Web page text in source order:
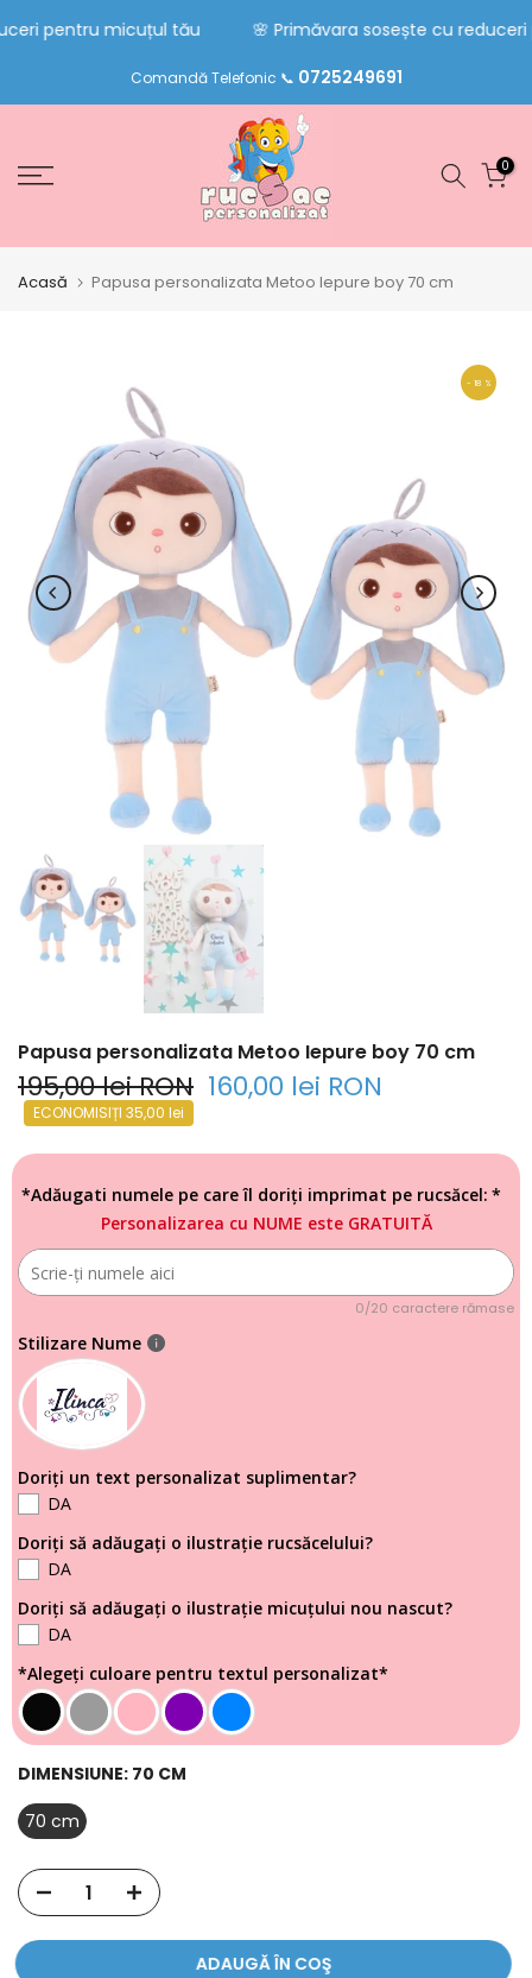
Saripentru micuțul tău 🌸 Primăvara sosește cu
Comandă Telefonic 📞 0725249691
0
Acasă Papusa personalizata Metoo Iepure boy 70 cm
- 18 %
Papusa personalizata Metoo Iepure boy 70 cm
195,00 lei RON 160,00 lei RON
ECONOMISIȚI 35,00 lei
Personalizarea cu NUME este GRATUITĂ
*Adăugati numele pe care îl doriți imprimat pe rucsăcel:
0/20 caractere rămase
Stilizare Nume
Doriți un text personalizat suplimentar?
DA
Doriți să adăugați o ilustrație rucsăcelului?
DA
Doriți să adăugați o ilustrație micuțului nou nascut?
DA
*Alegeți culoare pentru textul personalizat*
DIMENSIUNE: 70 CM
70 cm
ADAUGĂ ÎN COŞ